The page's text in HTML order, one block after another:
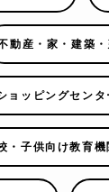
動産・家・建築・
ョッピングセンタ
・子供向け教育機